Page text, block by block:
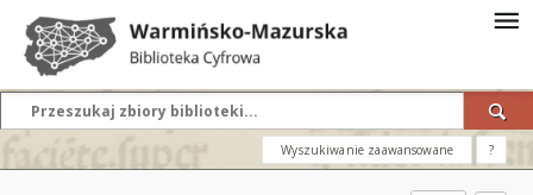
Wyszukiwanie zaawansowane ?